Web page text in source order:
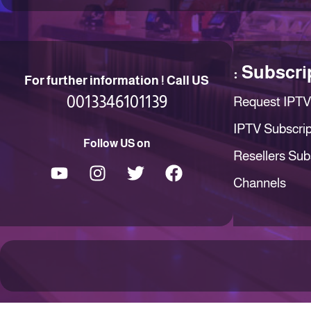
Request
IPTV
Resellers
Channels
For further information ! Call US
0013346101139
Follow US on